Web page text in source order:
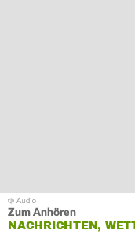
Zum Anhören
NACHRICHTEN,